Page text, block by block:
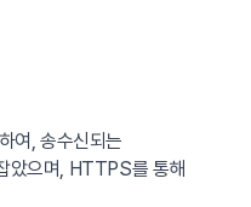
여, 송수신되는
았으며, HTTPS를 통해